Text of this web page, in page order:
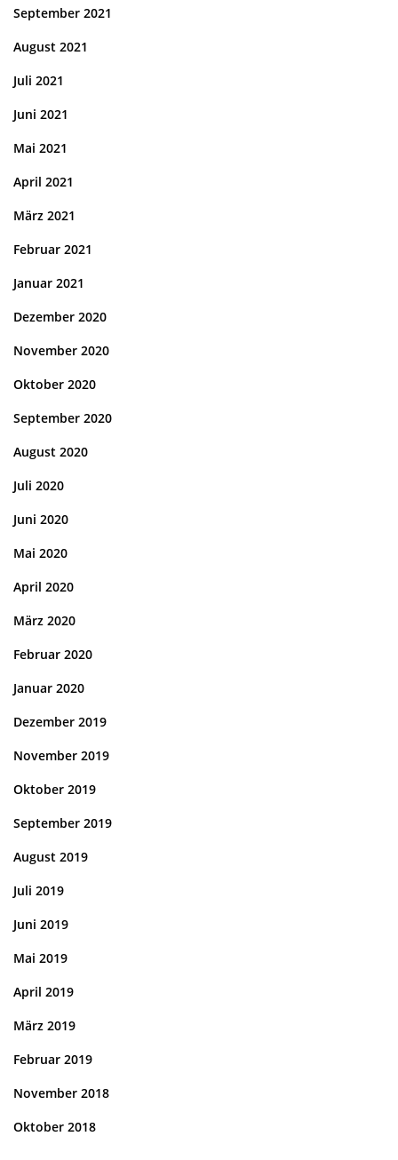
September 2021
August 2021
Juli 2021
Juni 2021
Mai 2021
April 2021
März 2021
Februar 2021
Januar 2021
Dezember 2020
November 2020
Oktober 2020
September 2020
August 2020
Juli 2020
Juni 2020
Mai 2020
April 2020
März 2020
Februar 2020
Januar 2020
Dezember 2019
November 2019
Oktober 2019
September 2019
August 2019
Juli 2019
Juni 2019
Mai 2019
April 2019
März 2019
Februar 2019
November 2018
Oktober 2018